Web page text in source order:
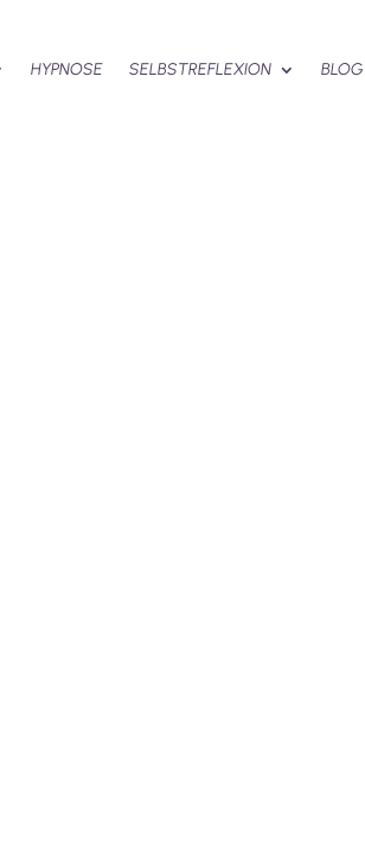
HYPNOSE SELBSTREFLEXION BLOG